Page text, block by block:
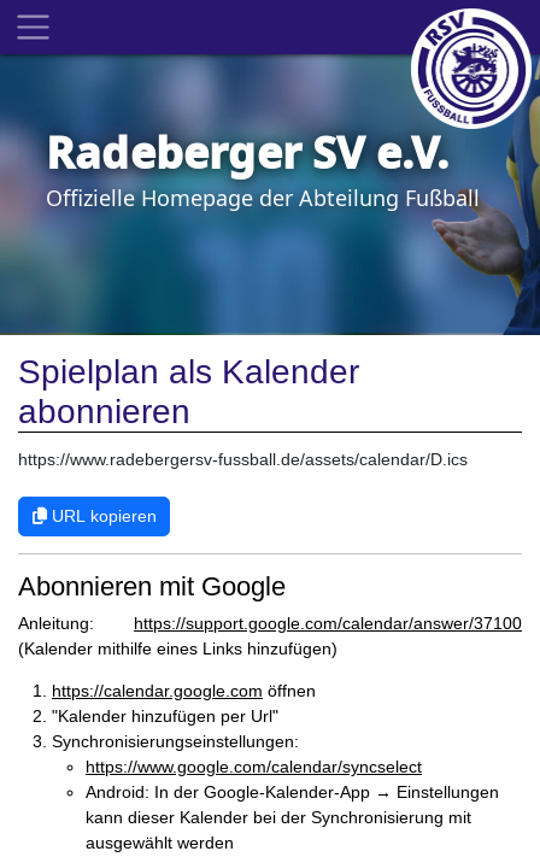
Radeberger SV e.V.
Offizielle Homepage der Abteilung Fußball
Spielplan als Kalender
abonnieren
URL kopieren
Abonnieren mit Google
Anleitung: https://support.google.com/calendar/answer/37100
(Kalender mithilfe eines Links hinzufügen)
https://calendar.google.com öffnen
"Kalender hinzufügen per Url"
Synchronisierungseinstellungen:
https://www.google.com/calendar/syncselect
Android: In der Google-Kalender-App → Einstellungen
kann dieser Kalender bei der Synchronisierung mit
ausgewählt werden